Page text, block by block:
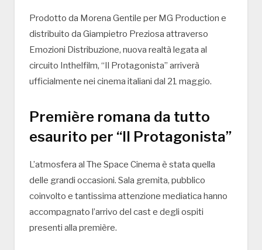
Prodotto da Morena Gentile per MG Production e
distribuito da Giampietro Preziosa attraverso
Emozioni Distribuzione, nuova realtà legata al
circuito Inthelfilm, “Il Protagonista” arriverà
ufficialmente nei cinema italiani dal 21 maggio.
Première romana da tutto
esaurito per “Il Protagonista”
L’atmosfera al The Space Cinema è stata quella
delle grandi occasioni. Sala gremita, pubblico
coinvolto e tantissima attenzione mediatica hanno
accompagnato l’arrivo del cast e degli ospiti
presenti alla première.